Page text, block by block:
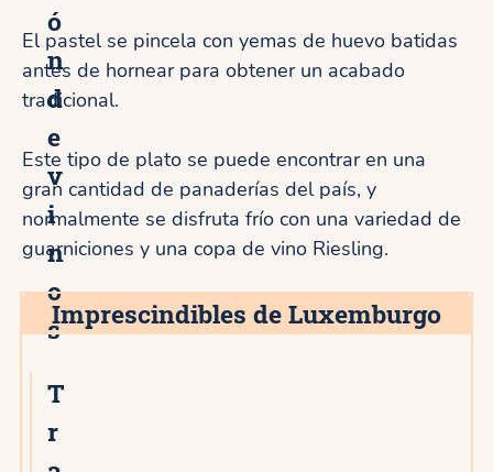
ó
n
d
e
v
i
n
o
s
El pastel se pincela con yemas de huevo batidas
antes de hornear para obtener un acabado
tradicional.
Este tipo de plato se puede encontrar en una
gran cantidad de panaderías del país, y
normalmente se disfruta frío con una variedad de
guarniciones y una copa de vino Riesling.
Imprescindibles de Luxemburgo
T
r